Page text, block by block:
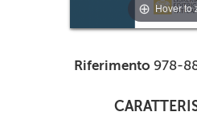
Hover to
Riferimento 978-